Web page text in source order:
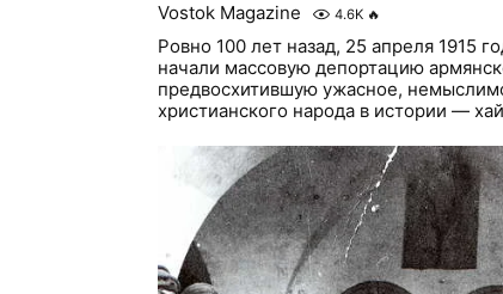
Vostok Magazine 4.6K 🔥
Ровно 100 лет назад, 25 апреля 1915
начали массовую депортацию
предвосхитившую ужасное,
христианского народа в истории —